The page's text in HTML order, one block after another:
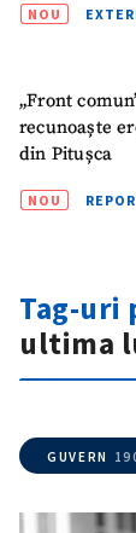
NOU
„Front
recunoaște
din Pitușca
NOU
Tag-uri
ultima
GUVERN